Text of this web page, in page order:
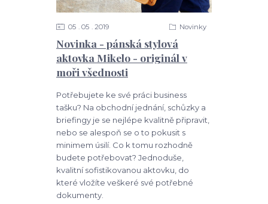
Novinka - pánská stylová
aktovka Mikelo - originál v
moři všednosti
05 05 2019 Novinky
Potřebujete ke své práci business
tašku? Na obchodní jednání, schůzky a
briefingy je se nejlépe kvalitně připravit,
nebo se alespoň se o to pokusit s
minimem úsilí. Co k tomu rozhodně
budete potřebovat? Jednoduše,
kvalitní sofistikovanou aktovku, do
které vložíte veškeré své potřebné
dokumenty.